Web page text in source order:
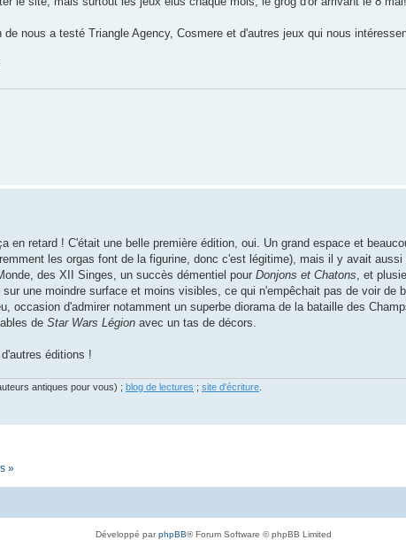
nous a testé Triangle Agency, Cosmere et d'autres jeux qui nous
retard ! C'était une belle première édition, oui. Un grand espace et
les orgas font de la figurine, donc c'est légitime), mais il y avait
des XII Singes, un succès démentiel pour Donjons et Chatons , et
sur une moindre surface et moins visibles, ce qui n'empêchait pas de voir de
occasion d'admirer notamment un superbe diorama de la bataille des
de Star Wars Légion avec un tas de décors.
éditions !
antiques pour vous) ; blog de lectures ; site d'écriture.
»
Développé parphpBB® Forum Software © phpBB Limited